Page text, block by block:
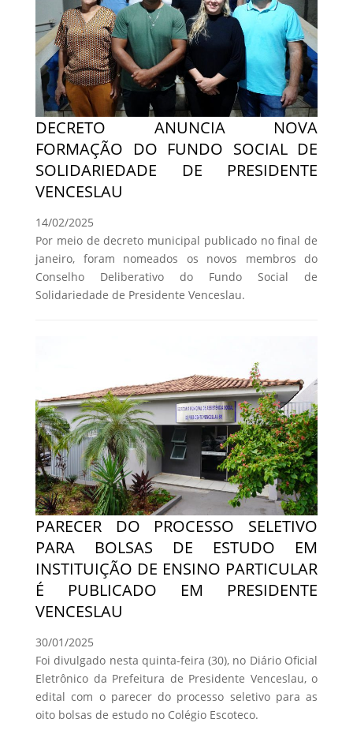
DECRETO ANUNCIA NOVA
FORMAÇÃO DO FUNDO SOCIAL DE
SOLIDARIEDADE DE PRESIDENTE
VENCESLAU
14/02/2025
Por meio de decreto municipal publicado no final de
janeiro, foram nomeados os novos membros do
Conselho Deliberativo do Fundo Social de
Solidariedade de Presidente Venceslau.
PARECER DO PROCESSO SELETIVO
PARA BOLSAS DE ESTUDO EM
INSTITUIÇÃO DE ENSINO PARTICULAR
É PUBLICADO EM PRESIDENTE
VENCESLAU
30/01/2025
Foi divulgado nesta quinta-feira (30), no Diário Oficial
Eletrônico da Prefeitura de Presidente Venceslau, o
edital com o parecer do processo seletivo para as
oito bolsas de estudo no Colégio Escoteco.